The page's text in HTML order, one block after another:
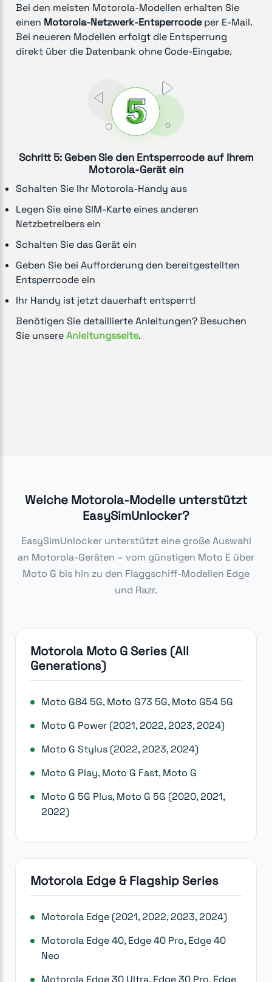
Bei den meisten Motorola-Modellen erhalten Sie
einen Motorola-Netzwerk-Entsperrcodeper E-Mail.
Bei neueren Modellen erfolgt die Entsperrung
direkt über die Datenbank ohne Code-Eingabe.
Schritt 5: Geben Sie den Entsperrcode auf Ihrem
Motorola-Gerät ein
Schalten Sie Ihr Motorola-Handy aus
Legen Sie eine SIM-Karte eines anderen
Netzbetreibers ein
Schalten Sie das Gerät ein
Geben Sie bei Aufforderung den bereitgestellten
Entsperrcode ein
Ihr Handy ist jetzt dauerhaft entsperrt!
Benötigen Sie detaillierte Anleitungen? Besuchen
Sie unsereAnleitungsseite.
Welche Motorola-Modelle unterstützt
EasySimUnlocker?
EasySimUnlocker unterstützt eine große Auswahl
an Motorola-Geräten – vom günstigen Moto E über
Moto G bis hin zu den Flaggschiff-Modellen Edge
und Razr.
Motorola Moto G Series (All
Generations)
Moto G84 5G, Moto G73 5G, Moto G54 5G
Moto G Power (2021, 2022, 2023, 2024)
Moto G Stylus (2022, 2023, 2024)
Moto G Play, Moto G Fast, Moto G
Moto G 5G Plus, Moto G 5G (2020, 2021,
2022)
Motorola Edge & Flagship Series
Motorola Edge (2021, 2022, 2023, 2024)
Motorola Edge 40, Edge 40 Pro, Edge 40
Neo
Motorola Edge 30 Ultra, Edge 30 Pro, Edge